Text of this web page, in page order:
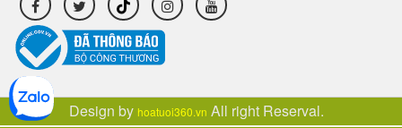
Design by hoatuoi360.vn All right Reserval.